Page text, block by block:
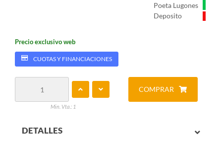
Poeta Lugones
Deposito
Precio exclusivo web
CUOTAS Y FINANCIACIONES
Min. Vta.: 1
COMPRAR
DETALLES